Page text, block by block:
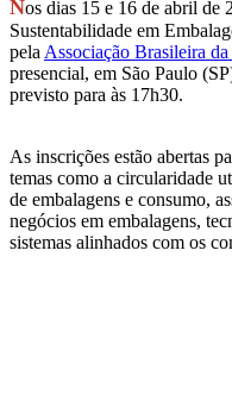
Nos dias 15 e 16 de abril de
Sustentabilidade em
pelaAssociação Brasileira
presencial, em São Paulo
previsto para às 17h30.
As inscrições estão abertas
temas como a circularidade
de embalagens e consumo,
negócios em embalagens,
sistemas alinhados com os